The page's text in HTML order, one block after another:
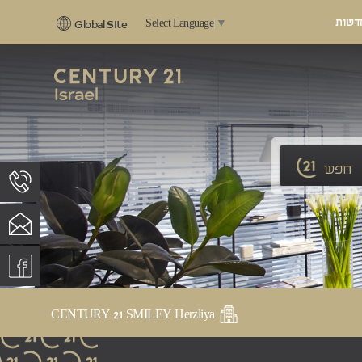
Select Language ▼
Global Site
חפש
CENTURY 21 SMILEY Herzliya